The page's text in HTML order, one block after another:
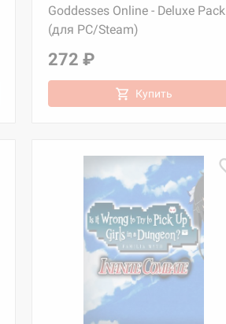
Goddesses Online - Deluxe Pack
(для PC/Steam)
272 ₽
Купить